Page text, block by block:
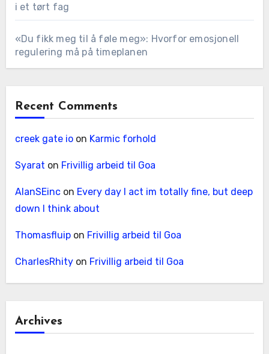
i et tørt fag
«Du fikk meg til å føle meg»: Hvorfor emosjonell
regulering må på timeplanen
Recent Comments
creek gate ioon Karmic forhold
Syarat on Frivillig arbeid til Goa
AlanSEincon Every day I act im totally fine, but deep
down I think about
Thomasfluipon Frivillig arbeid til Goa
CharlesRhityon Frivillig arbeid til Goa
Archives